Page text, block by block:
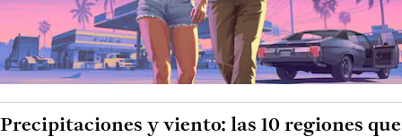
Precipitaciones y viento: las 10 regiones que